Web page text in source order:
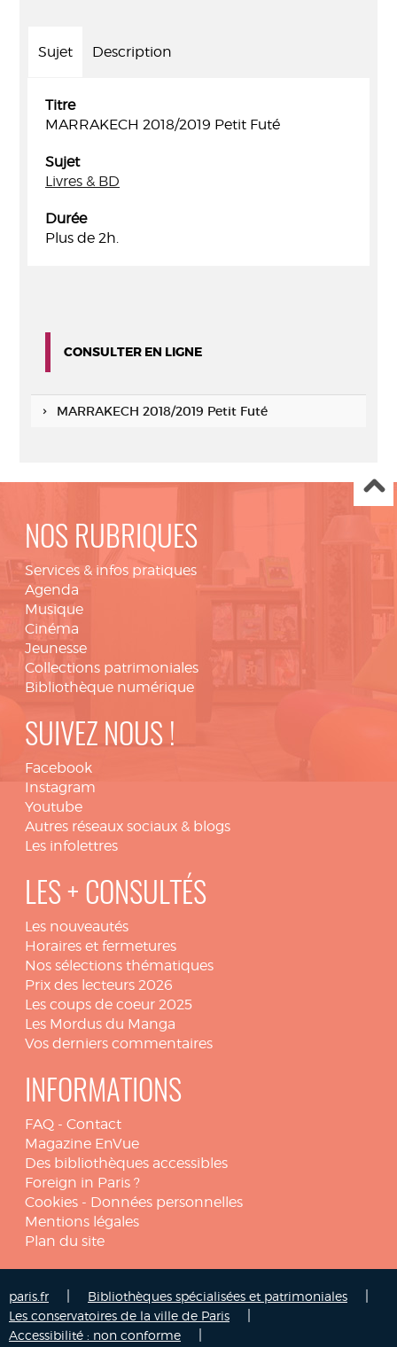
Sujet Description
Titre
MARRAKECH 2018/2019 Petit Futé
Sujet
Livres & BD
Durée
Plus de 2h.
CONSULTER EN LIGNE
MARRAKECH 2018/2019 Petit Futé
NOS RUBRIQUES
Services & infos pratiques
Agenda
Musique
Cinéma
Jeunesse
Collections patrimoniales
Bibliothèque numérique
SUIVEZ NOUS !
Facebook
Instagram
Youtube
Autres réseaux sociaux & blogs
Les infolettres
LES + CONSULTÉS
Les nouveautés
Horaires et fermetures
Nos sélections thématiques
Prix des lecteurs 2026
Les coups de coeur 2025
Les Mordus du Manga
Vos derniers commentaires
INFORMATIONS
FAQ - Contact
Magazine EnVue
Des bibliothèques accessibles
Foreign in Paris ?
Cookies - Données personnelles
Mentions légales
Plan du site
paris.fr Bibliothèques spécialisées et patrimoniales
Les conservatoires de la ville de Paris
Accessibilité : non conforme